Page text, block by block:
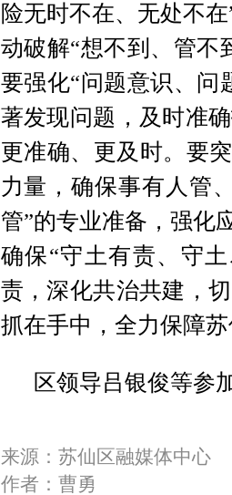
险无时不在、无处不
动破解“想不到、管不
要强化“问题意识、问
著发现问题，及时准
更准确、更及时。要
力量，确保事有人管
管”的专业准备，强化
确保“守土有责、守
责，深化共治共建，
抓在手中，全力保障
区领导吕银俊等参
来源：苏仙区融媒体中心
作者：曹勇